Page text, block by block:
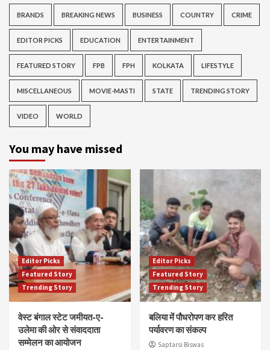
BRANDS BREAKING NEWS BUSINESS COUNTRY CRIME
EDITOR PICKS EDUCATION ENTERTAINMENT
FEATURED STORY FPB FPH KOLKATA LIFESTYLE
MISCELLANEOUS MOVIE-MASTI STATE TRENDING STORY
VIDEO WORLD
You may have missed
Editor Picks
Featured Story
Trending Story
वेस्ट बंगाल स्टेट जमीयत-ए-
उलेमा की ओर से संवाददाता
सम्मेलन का आयोजन
Editor Picks
Featured Story
Trending Story
बलिया में पौधरोपण कर हरित
पर्यावरण का संकल्प
Saptarsi Biswas